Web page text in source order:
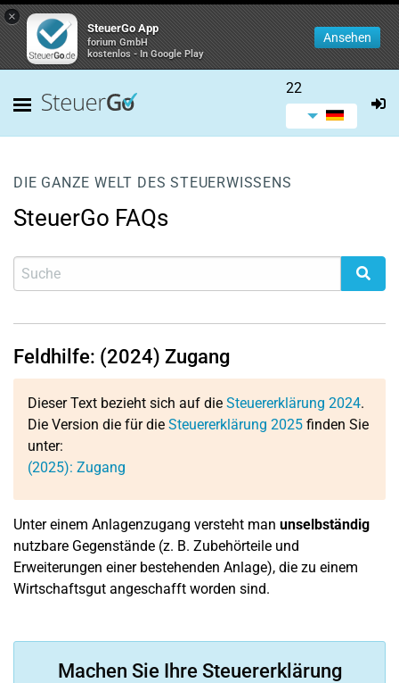
×
SteuerGo App
forium GmbH
kostenlos - In Google Play
Ansehen
22
DIE GANZE WELT DES STEUERWISSENS
SteuerGo FAQs
Feldhilfe: (2024) Zugang
Dieser Text bezieht sich auf die Steuererklärung 2024.
Die Version die für die Steuererklärung 2025 finden Sie
unter:
(2025): Zugang
Unter einem Anlagenzugang versteht man unselbständig
nutzbare Gegenstände (z. B. Zubehörteile und
Erweiterungen einer bestehenden Anlage), die zu einem
Wirtschaftsgut angeschafft worden sind.
Machen Sie Ihre Steuererklärung